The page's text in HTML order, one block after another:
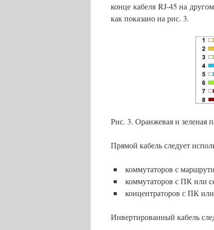
конце кабеля RJ-45 на
как показано на рис. 3.
Рис. 3. Оранжевая и зеленая
Прямой кабель следует
коммутаторов с
коммутаторов с ПК или
концентраторов с ПК
Инвертированный кабель